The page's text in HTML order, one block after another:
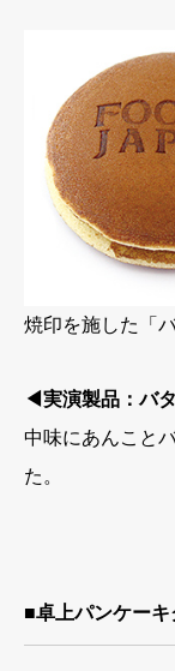
焼印を施した「
◀実演製品：バ
中味にあんこと
た。
■卓上パンケーキ